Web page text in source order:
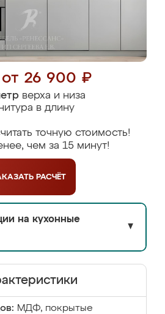
26 900 ₽
верха и низа
в длину
точную стоимость!
чем за 15 минут!
РАСЧЁТ
на кухонные
▼
МДФ, покрытые